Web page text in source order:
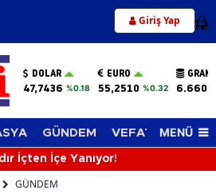
Giriş Yap 12
DOLAR
47,7436 %0.18
EURO
55,2510 %0.32
GÜNDEM VEFAT EDENLER
MENÜ
İçten İçe Yanıyor!
GÜNDEM